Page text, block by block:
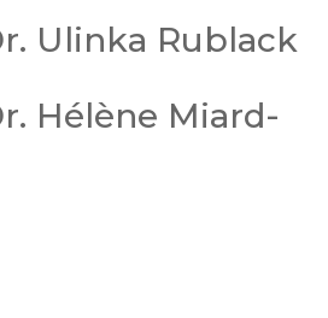
Ulinka Rublack
Hélène Miard-